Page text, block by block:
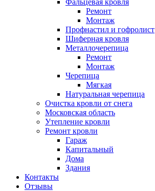
Фальцевая кровля
Ремонт
Монтаж
Профнастил и гофролист
Шиферная кровля
Металлочерепица
Ремонт
Монтаж
Черепица
Мягкая
Натуральная черепица
Очистка кровли от снега
Московская область
Утепление кровли
Ремонт кровли
Гараж
Капитальный
Дома
Здания
Контакты
Отзывы